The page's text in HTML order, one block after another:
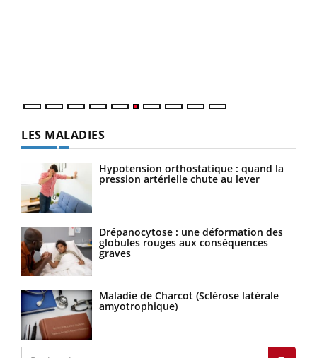
LES MALADIES
Hypotension orthostatique : quand la
pression artérielle chute au lever
Drépanocytose : une déformation des
globules rouges aux conséquences
graves
Maladie de Charcot (Sclérose latérale
amyotrophique)